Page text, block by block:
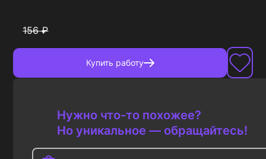
156₽
Купить работу
Нужно что-то похожее?
Но уникальное — обращайтесь!